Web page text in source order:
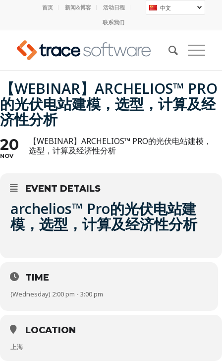
中文
首页 新闻&博客
活动日程
联系我们
【WEBINAR】ARCHELIOS™ PRO
的光伏电站建模，选型，计算及经
济性分析
20
NOV
【WEBINAR】ARCHELIOS™ PRO的光伏电站建模，
选型，计算及经济性分析
EVENT DETAILS
archelios™ Pro的光伏电站建
模，选型，计算及经济性分析
TIME
(Wednesday) 2:00 pm - 3:00 pm
LOCATION
上海